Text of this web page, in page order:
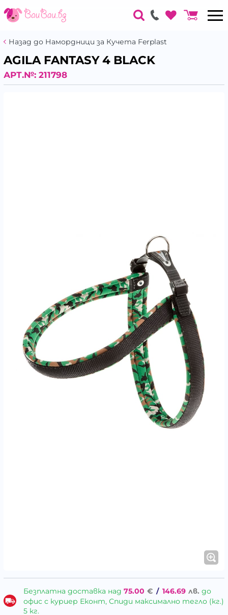
Назад до Намордници за Кучета Ferplast
AGILA FANTASY 4 BLACK
АРТ.№: 211798
Безплатна доставка над 75.00 € / 146.69 лв. до
офис с куриер Еконт, Спиди максимално тегло (кг.)
5 кг.